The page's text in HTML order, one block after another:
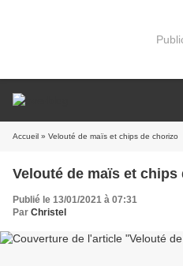
Accueil » Velouté de maïs et chips de chorizo
Velouté de maïs et chips
Publié le 13/01/2021 à 07:31
Par Christel